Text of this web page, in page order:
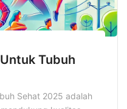
Tubuh
Sehat 2025 adalah